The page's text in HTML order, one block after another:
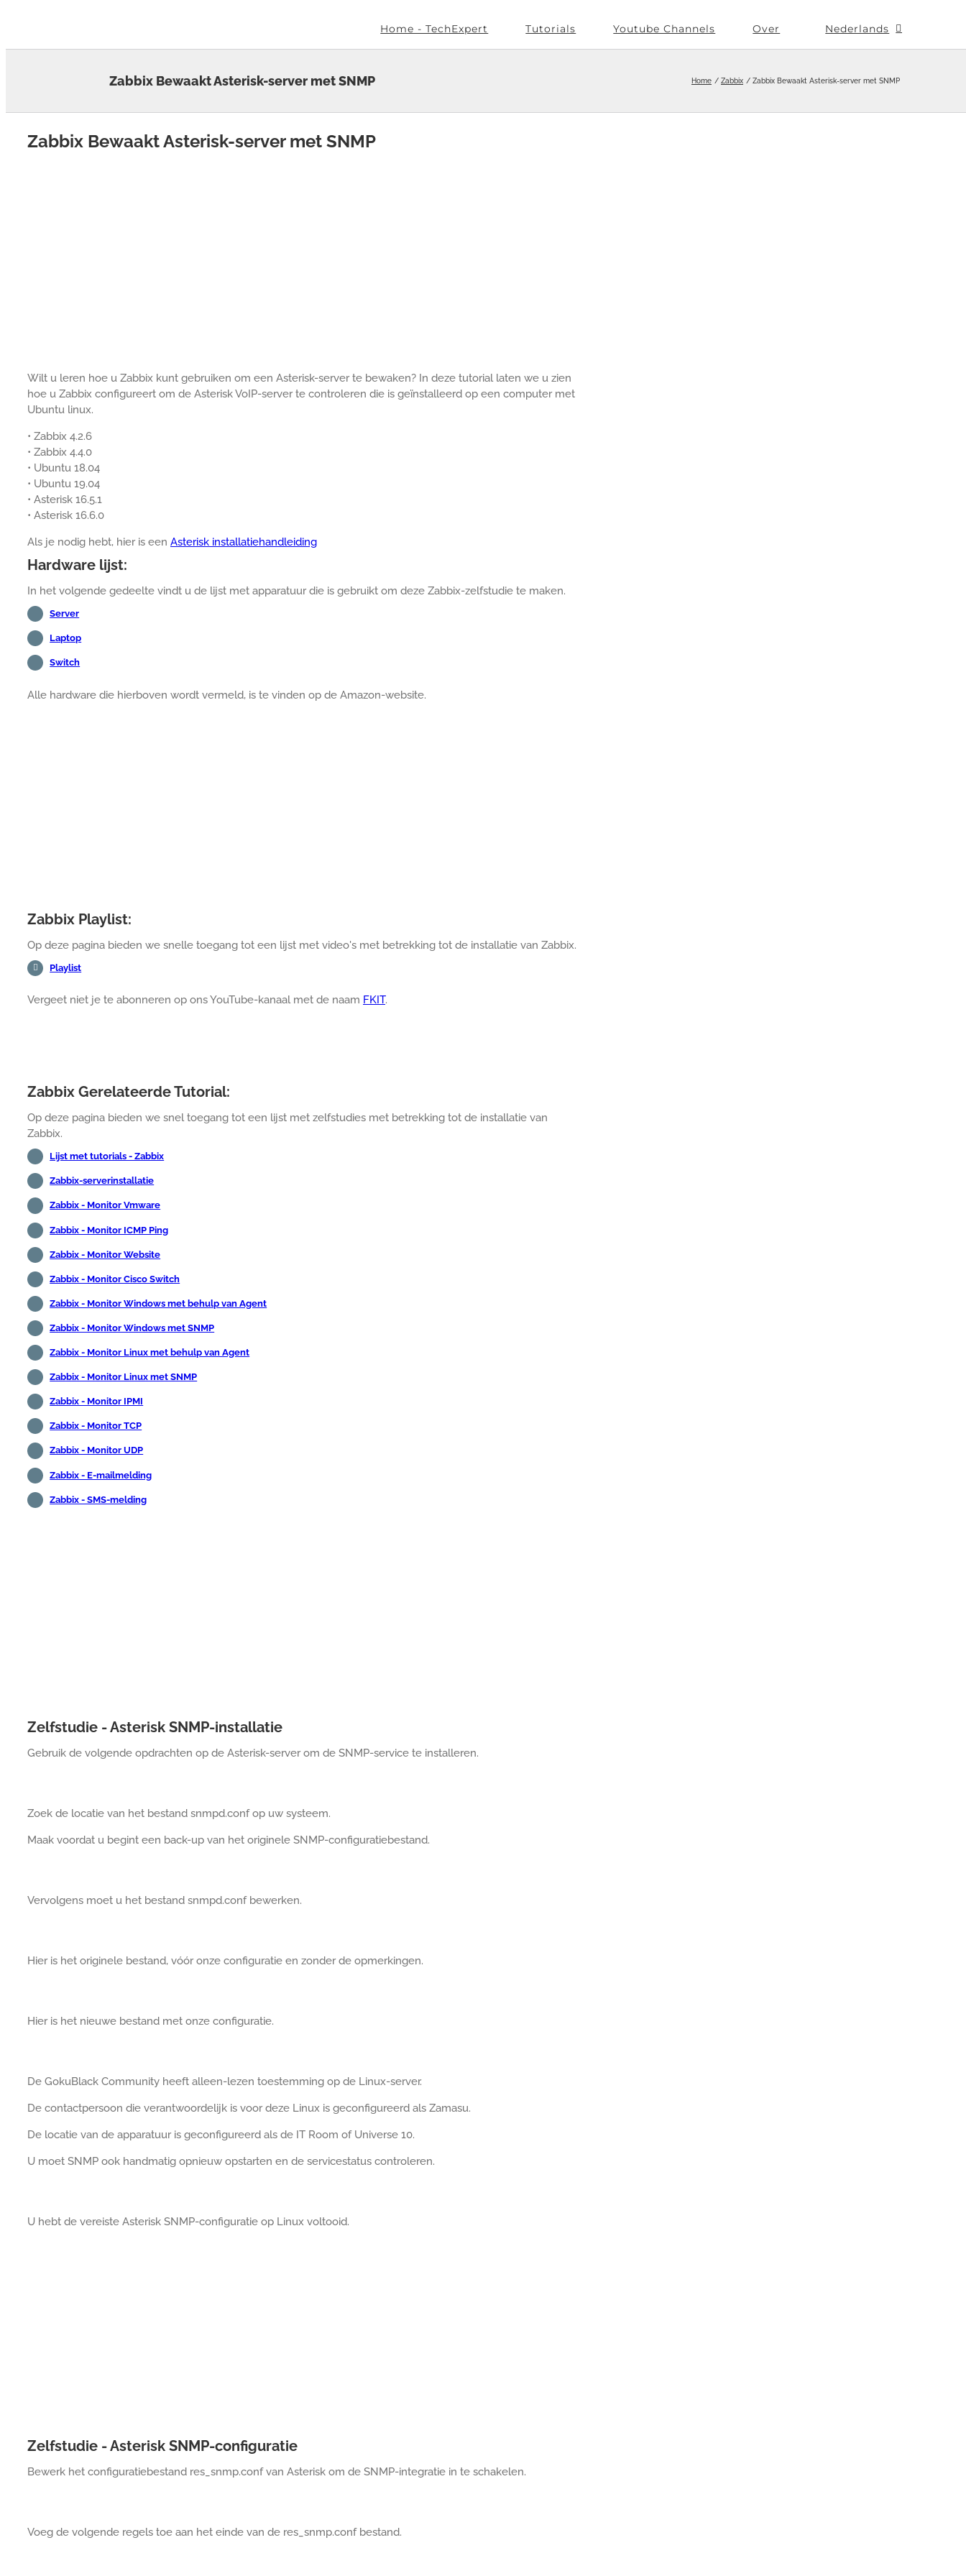
Home - TechExpert Tutorials Youtube Channels Over Nederlands
Zabbix Bewaakt Asterisk-server met SNMP Home Zabbix Zabbix Bewaakt Asterisk-server met SNMP
Zabbix Bewaakt Asterisk-server met SNMP
Wilt u leren hoe u Zabbix kunt gebruiken om een Asterisk-server te bewaken? In deze tutorial laten we u zien
hoe u Zabbix configureert om de Asterisk VoIP-server te controleren die is geïnstalleerd op een computer met
Ubuntu linux.
• Zabbix 4.2.6
• Zabbix 4.4.0
• Ubuntu 18.04
• Ubuntu 19.04
• Asterisk 16.5.1
• Asterisk 16.6.0
Als je nodig hebt, hier is een Asterisk installatiehandleiding
Hardware lijst:
In het volgende gedeelte vindt u de lijst met apparatuur die is gebruikt om deze Zabbix-zelfstudie te maken.
Server
Laptop
Switch
Alle hardware die hierboven wordt vermeld, is te vinden op de Amazon-website.
Zabbix Playlist:
Op deze pagina bieden we snelle toegang tot een lijst met video's met betrekking tot de installatie van Zabbix.
Playlist
Vergeet niet je te abonneren op ons YouTube-kanaal met de naam FKIT.
Zabbix Gerelateerde Tutorial:
Op deze pagina bieden we snel toegang tot een lijst met zelfstudies met betrekking tot de installatie van
Zabbix.
Lijst met tutorials - Zabbix
Zabbix-serverinstallatie
Zabbix - Monitor Vmware
Zabbix - Monitor ICMP Ping
Zabbix - Monitor Website
Zabbix - Monitor Cisco Switch
Zabbix - Monitor Windows met behulp van Agent
Zabbix - Monitor Windows met SNMP
Zabbix - Monitor Linux met behulp van Agent
Zabbix - Monitor Linux met SNMP
Zabbix - Monitor IPMI
Zabbix - Monitor TCP
Zabbix - Monitor UDP
Zabbix - E-mailmelding
Zabbix - SMS-melding
Zelfstudie - Asterisk SNMP-installatie
Gebruik de volgende opdrachten op de Asterisk-server om de SNMP-service te installeren.
Zoek de locatie van het bestand snmpd.conf op uw systeem.
Maak voordat u begint een back-up van het originele SNMP-configuratiebestand.
Vervolgens moet u het bestand snmpd.conf bewerken.
Hier is het originele bestand, vóór onze configuratie en zonder de opmerkingen.
Hier is het nieuwe bestand met onze configuratie.
De GokuBlack Community heeft alleen-lezen toestemming op de Linux-server.
De contactpersoon die verantwoordelijk is voor deze Linux is geconfigureerd als Zamasu.
De locatie van de apparatuur is geconfigureerd als de IT Room of Universe 10.
U moet SNMP ook handmatig opnieuw opstarten en de servicestatus controleren.
U hebt de vereiste Asterisk SNMP-configuratie op Linux voltooid.
Zelfstudie - Asterisk SNMP-configuratie
Bewerk het configuratiebestand res_snmp.conf van Asterisk om de SNMP-integratie in te schakelen.
Voeg de volgende regels toe aan het einde van de res_snmp.conf bestand.